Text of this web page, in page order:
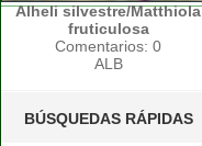
Alheli silvestre/Matthiola
fruticulosa
Comentarios: 0
ALB
BÚSQUEDAS RÁPIDAS